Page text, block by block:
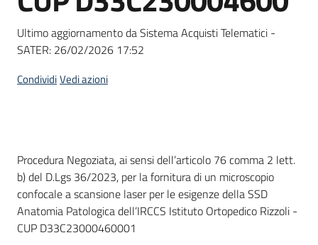
Ultimo aggiornamento da Sistema Acquisti Telematici -
SATER: 26/02/2026 17:52
CondividiVedi azioni
Dati del bando
Procedura Negoziata, ai sensi dell’articolo 76 comma 2 lett.
b) del D.Lgs 36/2023, per la fornitura di un microscopio
confocale a scansione laser per le esigenze della SSD
Anatomia Patologica dell’IRCCS Istituto Ortopedico Rizzoli -
CUP D33C23000460001